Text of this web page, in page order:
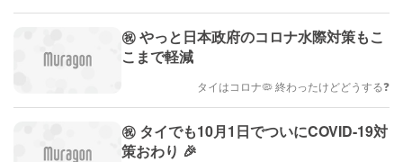
㊗️ やっと日本政府のコロナ水際対策もこ
こまで軽減
タイはコロナ🦠 終わったけどどうする❓
㊗️ タイでも10月1日でついにCOVID-19対
策おわり 🎉